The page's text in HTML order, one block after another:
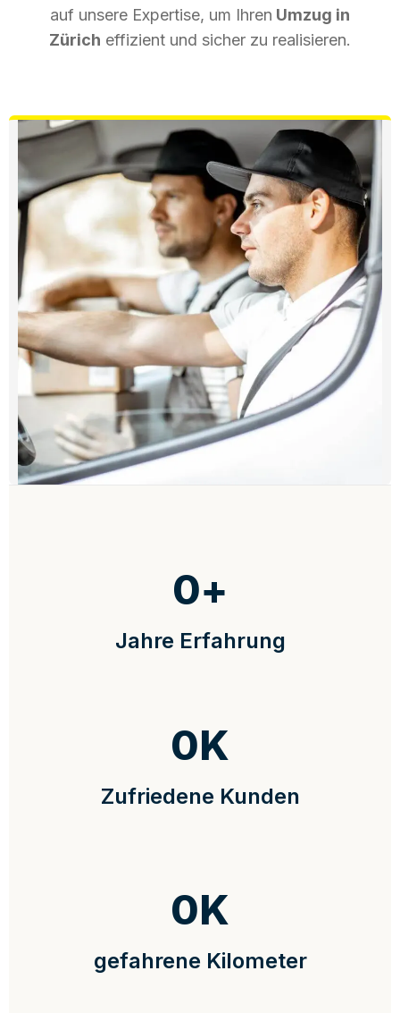
auf unsere Expertise, um Ihren Umzug in
Zürich effizient und sicher zu realisieren.
Jahre Erfahrung
0+
Zufriedene Kunden
0K
gefahrene Kilometer
0K